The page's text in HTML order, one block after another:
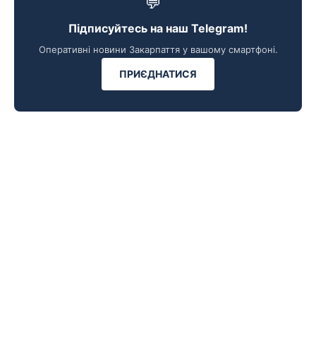
Підписуйтесь на наш Telegram!
Оперативні новини Закарпаття у вашому смартфоні.
ПРИЄДНАТИСЯ